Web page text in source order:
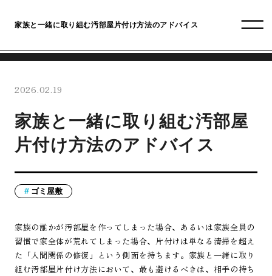
家族と一緒に取り組む汚部屋片付け方法のアドバイス
2026.02.19
家族と一緒に取り組む汚部屋
片付け方法のアドバイス
ゴミ屋敷
家族の誰かが汚部屋を作ってしまった場合、あるいは家族全員の
習慣で家全体が荒れてしまった場合、片付けは単なる清掃を超え
た「人間関係の修復」という側面を持ちます。家族と一緒に取り
組む汚部屋片付け方法において、最も避けるべきは、相手の持ち